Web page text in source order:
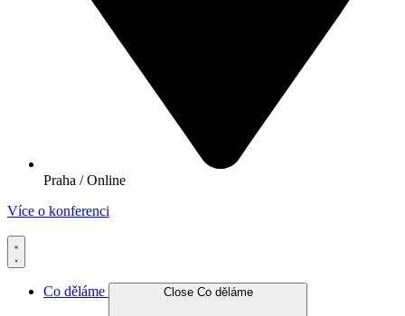
Praha / Online
Více o konferenci
Co děláme Close Co děláme